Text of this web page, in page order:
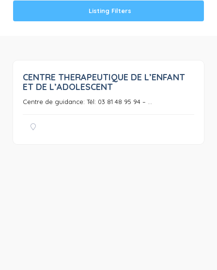
Listing Filters
0
CENTRE THERAPEUTIQUE DE L’ENFANT
ET DE L’ADOLESCENT
Centre de guidance: Tél: 03 81 48 95 94 – ...